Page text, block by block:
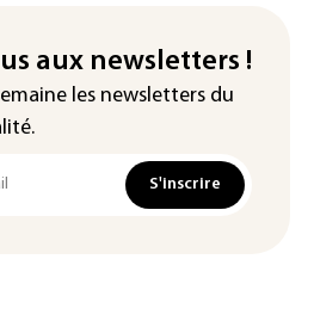
aux newsletters !
les newsletters du
S'inscrire